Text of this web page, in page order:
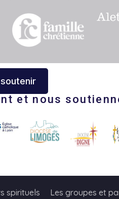
et nous
spirituels Les groupes et